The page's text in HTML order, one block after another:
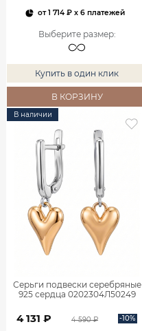
от1 714 ₽x 6 платежей
Выберите размер:
Купить в один клик
В КОРЗИНУ
В наличии
Серьги подвески серебряные
925 сердца 0202304Л50249
4 131 ₽ 4 590 ₽ -10%